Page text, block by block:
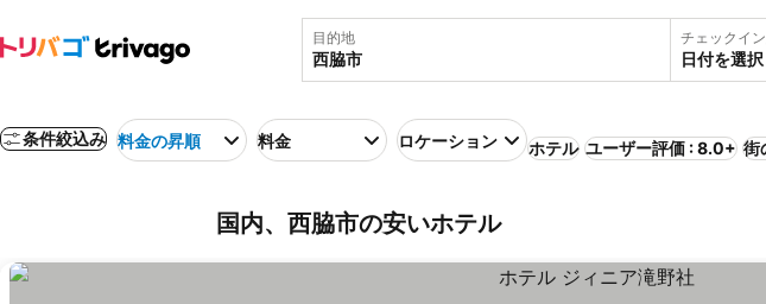
目的地 チェックイ
日付を選択
条件絞込み 料金の昇順 料金 ロケーション ホテル ユーザー評価 : 8.0+ 街
国内、西脇市の安いホテル